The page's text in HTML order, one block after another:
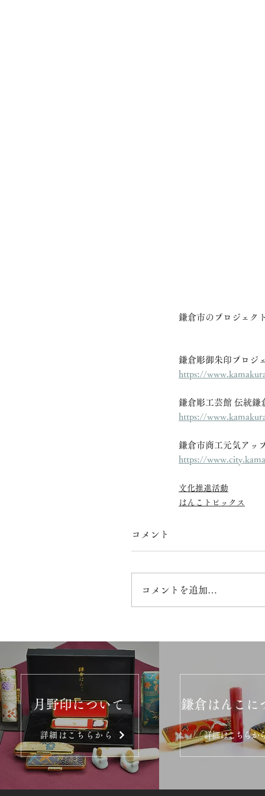
鎌倉市のプロジェク
鎌倉彫御朱印プロジ
https://
鎌倉彫工芸館 伝統鎌
https://
鎌倉市商工元気アッ
https://
文化推進活動
はんこトピックス
コメント
コメントを追加…
月野印について
詳細はこちらから
鎌倉はんこに
詳細はこちらか